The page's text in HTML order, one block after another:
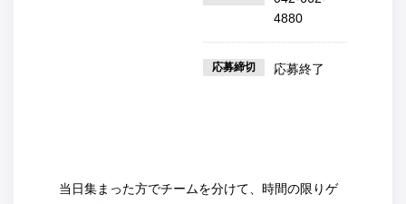
4880
応募締切 応募終了
当日集まった方でチームを分けて、時間の限りゲ